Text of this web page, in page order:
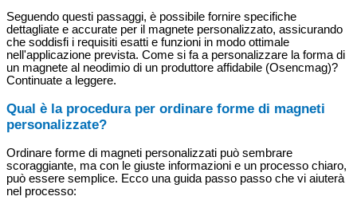
Seguendo questi passaggi, è possibile fornire specifiche
dettagliate e accurate per il magnete personalizzato, assicurando
che soddisfi i requisiti esatti e funzioni in modo ottimale
nell'applicazione prevista. Come si fa a personalizzare la forma di
un magnete al neodimio di un produttore affidabile (Osencmag)?
Continuate a leggere.
Qual è la procedura per ordinare forme di magneti
personalizzate?
Ordinare forme di magneti personalizzati può sembrare
scoraggiante, ma con le giuste informazioni e un processo chiaro,
può essere semplice. Ecco una guida passo passo che vi aiuterà
nel processo: